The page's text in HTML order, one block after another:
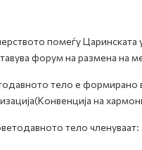
помеѓу Царинската
форум на размена на
тело е формирано
на
тело членуваат: